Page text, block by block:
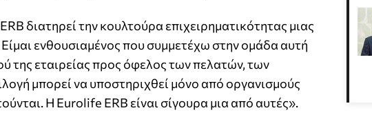
διατηρεί την κουλτούρα επιχειρηματικότητας μιας
ενθουσιαμένος που συμμετέχω στην ομάδα αυτή
της εταιρείας προς όφελος των πελατών, των
μπορεί να υποστηριχθεί μόνο από οργανισμούς
Η Eurolife ERB είναι σίγουρα μια από αυτές».